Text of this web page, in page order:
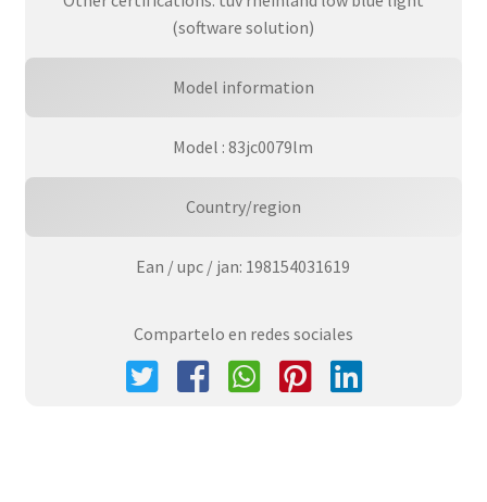
(software solution)
Model information
Model : 83jc0079lm
Country/region
Ean / upc / jan: 198154031619
Compartelo en redes sociales